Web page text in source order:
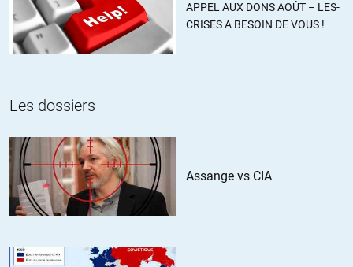
APPEL AUX DONS AOÛT – LES-
CRISES A BESOIN DE VOUS !
Les dossiers
Assange vs CIA